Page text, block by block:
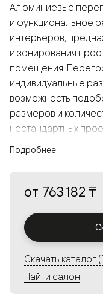
Алюминиевые
и функциональное
интерьеров,
и зонирования
помещения.
индивидуальные
возможность
размеров и
нестандартных
а большой выбор
решения в
Алюминиевые
с алюминиевыми
Подробнее
от 763 182 ₸
Скачать каталог
Найти салон